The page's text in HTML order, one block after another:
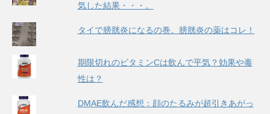
気した結果・・・。
タイで膀胱炎になるの巻。膀胱炎の薬はコレ！
期限切れのビタミンCは飲んで平気？効果や毒
性は？
DMAE飲んだ感想：顔のたるみが超引きあがっ